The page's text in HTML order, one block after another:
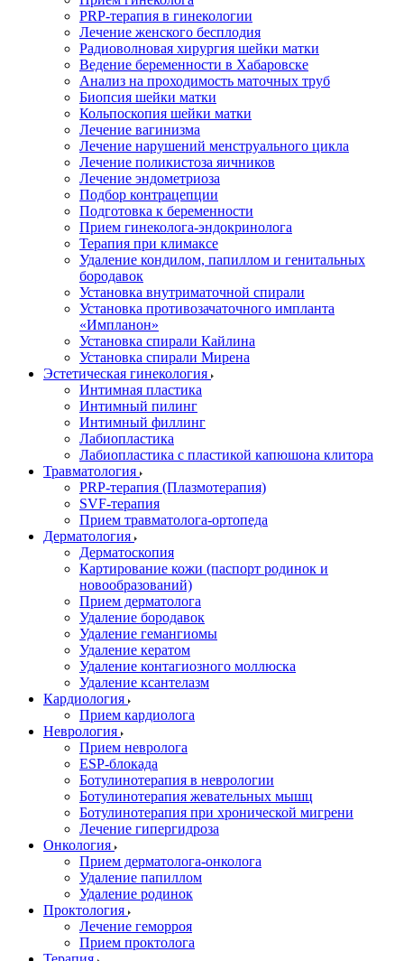
PRP-терапия в гинекологии
Лечение женского бесплодия
Радиоволновая хирургия шейки матки
Ведение беременности в Хабаровске
Анализ на проходимость маточных труб
Биопсия шейки матки
Кольпоскопия шейки матки
Лечение вагинизма
Лечение нарушений менструального цикла
Лечение поликистоза яичников
Лечение эндометриоза
Подбор контрацепции
Подготовка к беременности
Прием гинеколога-эндокринолога
Терапия при климаксе
Удаление кондилом, папиллом и генитальных
бородавок
Установка внутриматочной спирали
Установка противозачаточного импланта
«Импланон»
Установка спирали Кайлина
Установка спирали Мирена
Эстетическая гинекология
Интимная пластика
Интимный пилинг
Интимный филлинг
Лабиопластика
Лабиопластика с пластикой капюшона клитора
Травматология
PRP-терапия (Плазмотерапия)
SVF-терапия
Прием травматолога-ортопеда
Дерматология
Дерматоскопия
Картирование кожи (паспорт родинок и
новообразований)
Прием дерматолога
Удаление бородавок
Удаление гемангиомы
Удаление кератом
Удаление контагиозного моллюска
Удаление ксантелазм
Кардиология
Прием кардиолога
Неврология
Прием невролога
ESP-блокада
Ботулинотерапия в неврологии
Ботулинотерапия жевательных мышц
Ботулинотерапия при хронической мигрени
Лечение гипергидроза
Онкология
Прием дерматолога-онколога
Удаление папиллом
Удаление родинок
Проктология
Лечение геморроя
Прием проктолога